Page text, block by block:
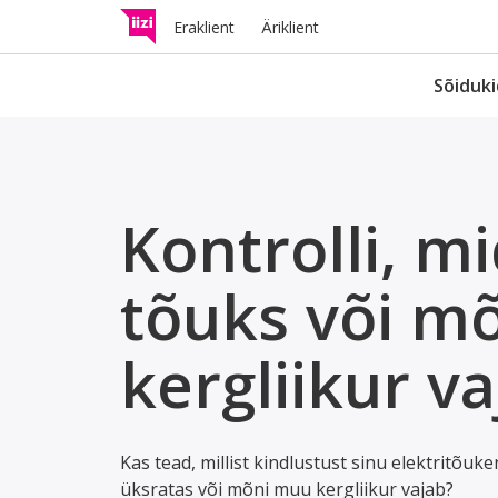
Eraklient Äriklient
Hüvitab avarii tagajärjel
kahjud teistele liiklejatele.
Kergliikuri
Kontrolli, kas ja mis
sinu kergliikur vajab.
Kontrolli,
tõuks või
kergliikur
Kas tead, millist kindlustust sinu
üksratas või mõni muu kergliikur vajab?